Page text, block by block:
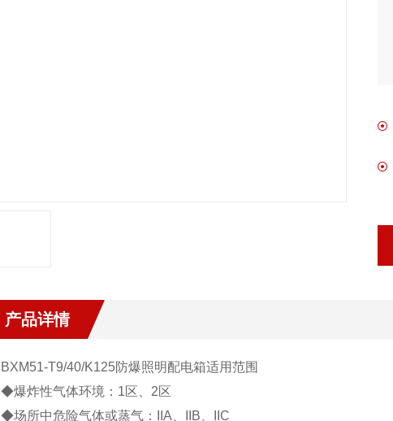
产品详情
BXM51-T9/40/K125防爆照明配电箱适用范围
◆爆炸性气体环境：1区、2区
◆场所中危险气体或蒸气：IIA、IIB、IIC